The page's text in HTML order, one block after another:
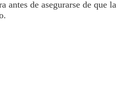
antes de asegurarse de que la